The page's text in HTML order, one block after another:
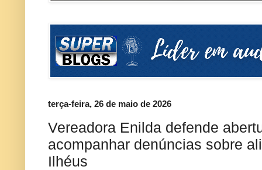
terça-feira, 26 de maio de 2026
Vereadora Enilda defende
acompanhar denúncias sobre
Ilhéus